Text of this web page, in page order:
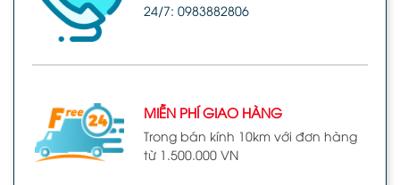
24/7: 0983882806
MIỄN PHÍ GIAO HÀNG
Trong bán kính 10km với đơn hàng
từ 1.500.000 VN